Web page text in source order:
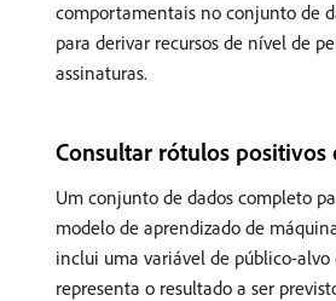
comportamentais no conjunto de
para derivar recursos de nível de
assinaturas.
Consultar rótulos positivos
Um conjunto de dados completo
modelo de aprendizado de
inclui uma variável de público-alvo
representa o resultado a ser